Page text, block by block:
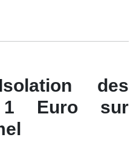
des
1 Euro sur